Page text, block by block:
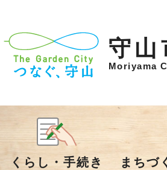
守山
Moriyama
くらし・手続き
まちづ